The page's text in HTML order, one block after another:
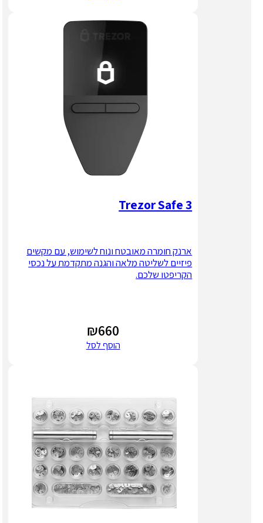
Trezor Safe 3
ארנק חומרה מאובטח ונוח לשימוש, עם מקשים
פיזיים לשליטה מלאה והגנה מתקדמת על נכסי
הקריפטו שלכם.
₪660
הוסף לסל